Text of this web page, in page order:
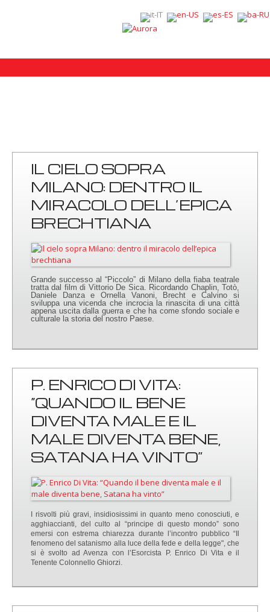
IL CIELO SOPRA
MILANO: DENTRO IL
MIRACOLO DELL’EPICA
BRECHTIANA
Grande successo al “Piccolo” di Milano della fiaba teatrale
tratta dal film di Vittorio De Sica. Ricordando Chaplin, Totò,
Daniele Danza e Ornella Vanoni, Brecht e Calvino si
sviluppa una vicenda che incrocia la rinascita di una città
appena uscita dalla guerra e che ha come sfondo sociale e
culturale la storia del nostro Paese.
P. ENRICO DI VITA:
“QUANDO IL BENE
DIVENTA MALE E IL
MALE DIVENTA BENE,
SATANA HA VINTO”
I risvolti più gravi, insidiosissimi in quanto meno conosciuti, e
agghiaccianti, del culto al “principe di questo mondo” sono
emersi con estrema chiarezza durante l’incontro pubblico “Il
fenomeno del satanismo alla luce della fede e della legge", che
si è svolto ad Avenza con l’Esorcista P. Enrico Di Vita e il
Tenente Colonnello Ghiorzi.